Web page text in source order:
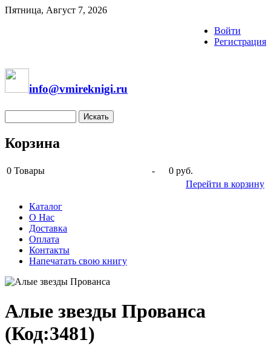
Пятница, Август 7, 2026
Войти
Регистрация
info@vmireknigi.ru
Корзина
0 Товары -
0 руб.
Перейти в корзину
Каталог
О Нас
Доставка
Оплата
Контакты
Напечатать свою книгу
Алые звезды Прованса
(Код:3481)